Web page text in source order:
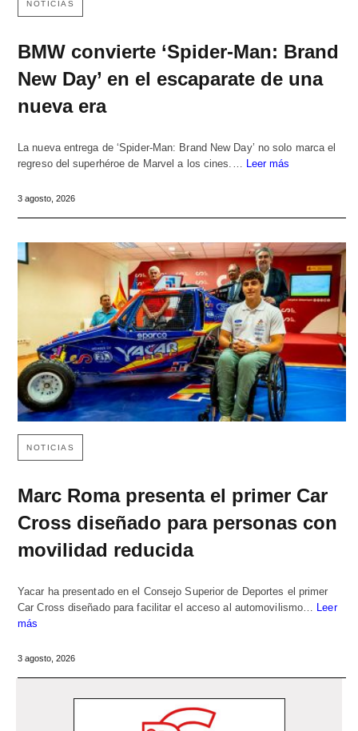
NOTICIAS
BMW convierte ‘Spider-Man: Brand
New Day’ en el escaparate de una
nueva era
La nueva entrega de ‘Spider-Man: Brand New Day’ no solo marca el
regreso del superhéroe de Marvel a los cines.… Leer más
3 agosto, 2026
NOTICIAS
Marc Roma presenta el primer Car
Cross diseñado para personas con
movilidad reducida
Yacar ha presentado en el Consejo Superior de Deportes el primer
Car Cross diseñado para facilitar el acceso al automovilismo… Leer
más
3 agosto, 2026